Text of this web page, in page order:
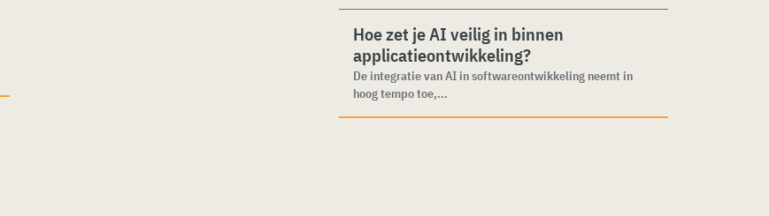
Hoe zet je AI veilig in binnen
applicatieontwikkeling?
De integratie van AI in softwareontwikkeling neemt in
hoog tempo toe,...